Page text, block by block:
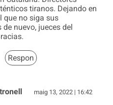
tiranos. Dejando en
que no siga sus
nuevo, jueces del
Respon
maig 13, 2022 | 16:42